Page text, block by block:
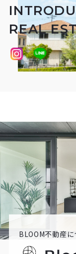
REAL
BLOOM不動産に